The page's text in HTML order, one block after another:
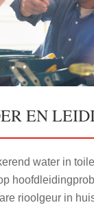
EN
water in
rioolgeur in